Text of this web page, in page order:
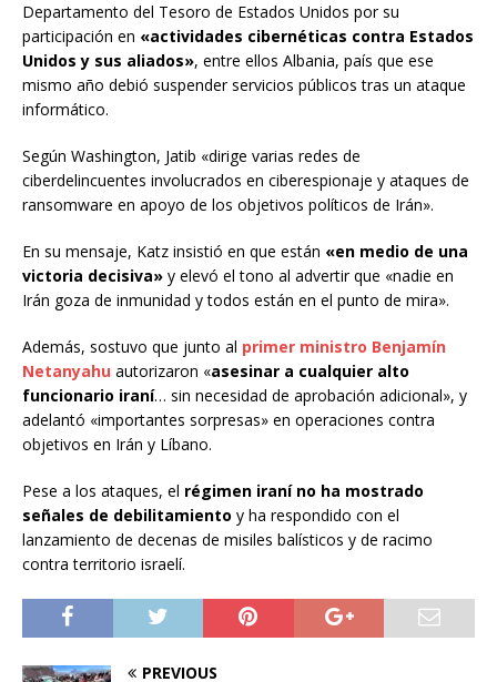
Departamento del Tesoro de Estados Unidos por su
participación en «actividades cibernéticas contra Estados
Unidos y sus aliados», entre ellos Albania, país que ese
mismo año debió suspender servicios públicos tras un ataque
informático.
Según Washington, Jatib «dirige varias redes de
ciberdelincuentes involucrados en ciberespionaje y ataques de
ransomware en apoyo de los objetivos políticos de Irán».
En su mensaje, Katz insistió en que están «en medio de una
victoria decisiva» y elevó el tono al advertir que «nadie en
Irán goza de inmunidad y todos están en el punto de mira».
Además, sostuvo que junto al primer ministro Benjamín
Netanyahu autorizaron «asesinar a cualquier alto
funcionario iraní… sin necesidad de aprobación adicional», y
adelantó «importantes sorpresas» en operaciones contra
objetivos en Irán y Líbano.
Pese a los ataques, el régimen iraní no ha mostrado
señales de debilitamiento y ha respondido con el
lanzamiento de decenas de misiles balísticos y de racimo
contra territorio israelí.
PREVIOUS